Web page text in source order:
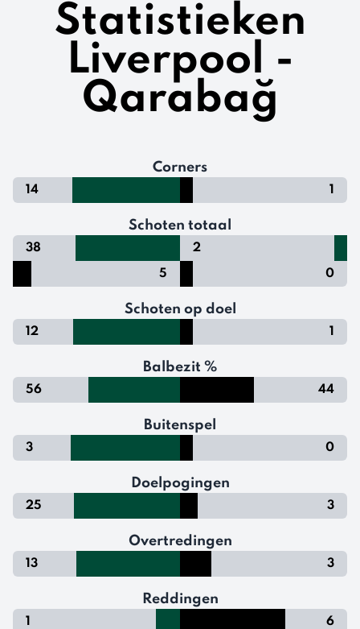
Statistieken
Liverpool -
Qarabağ
Corners
14 1
Schoten totaal
38
2
5
0
Schoten op doel
12 1
Balbezit %
56 44
Buitenspel
3 0
Doelpogingen
25 3
Overtredingen
13 3
Reddingen
1 6